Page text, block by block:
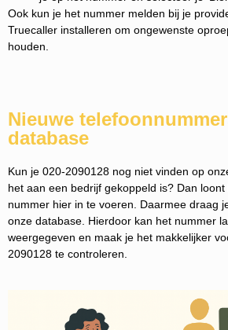
Ook kun je het nummer melden bij je
Truecaller installeren om ongewenste
houden.
Nieuwe
database
Kun je 020-2090128 nog niet vinden op
het aan een bedrijf gekoppeld is? Dan
nummer hier in te voeren. Daarmee draag
onze database. Hierdoor kan het nummer
weergegeven en maak je het makkelijker
2090128 te controleren.